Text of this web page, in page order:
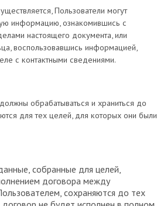
Пользователи могут
информацию, ознакомившись с
настоящего документа, или
воспользовавшись информацией,
с контактными сведениями.
обрабатываться и храниться до
для тех целей, для которых они были
собранные для целей,
договора между
сохраняются до тех